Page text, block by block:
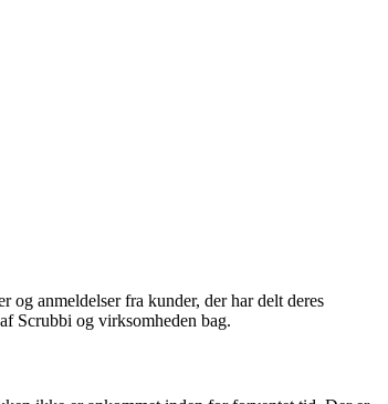
anmeldelser fra kunder, der har delt deres
Scrubbi og virksomheden bag.